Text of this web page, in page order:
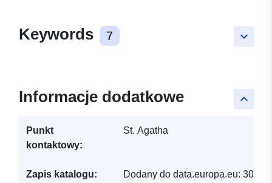
keyboard_arrow_down
Keywords 7
keyboard_arrow_up
Informacje dodatkowe
Punkt
kontaktowy:
St. Agatha
Zapis katalogu: Dodany do data.europa.eu: 30